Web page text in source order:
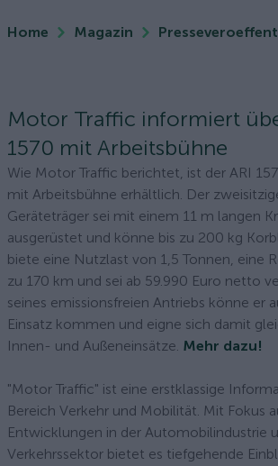
Home Magazin
Motor Traffic informiert
1570 mit Arbeitsbühne
Wie Motor Traffic berichtet, ist der ARI
mit Arbeitsbühne erhältlich. Der
Geräteträger sei mit einem 11 m langen
ausgerüstet und könne bis zu 200 kg
biete eine Nutzlast von 1,5 Tonnen, eine
zu 170 km und sei ab 59.990 Euro netto
seines emissionsfreien Antriebs könne er
Einsatz kommen und eigne sich damit
Innen- und Außeneinsätze. Mehr dazu!
"Motor Traffic" ist eine erstklassige
Bereich Verkehr und Mobilität. Mit Fokus
Entwicklungen in der Automobilindustrie
Verkehrssektor bietet es tiefgehende